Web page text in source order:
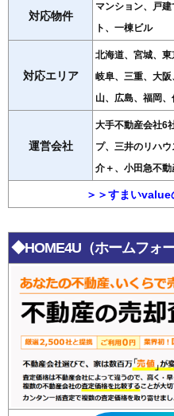
対応物件
マンション、戸
ト、一棟ビル
対応エリア
北海道、宮城、東
岐阜、三重、大
山、広島、福岡、
運営会社
大手不動産会社6
プ、三井のリハ
介＋、小田急不動
＞＞すまい
◆HOME4U（ホームフォー